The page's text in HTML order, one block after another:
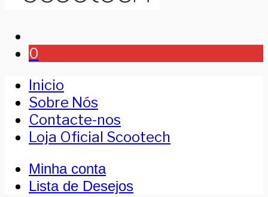
0
Inicio
Sobre Nós
Contacte-nos
Loja Oficial Scootech
Minha conta
Lista de Desejos